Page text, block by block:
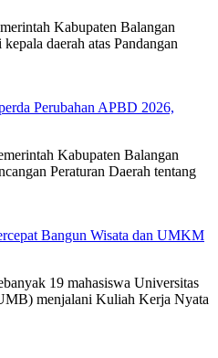
Kabupaten Balangan
daerah atas Pandangan
Perubahan APBD 2026,
Kabupaten Balangan
Peraturan Daerah tentang
Bangun Wisata dan UMKM
19 mahasiswa Universitas
menjalani Kuliah Kerja Nyata